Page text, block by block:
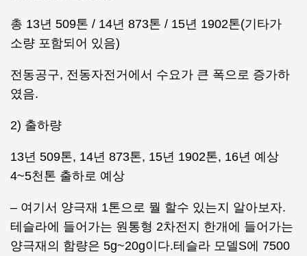
총 13년 509톤 / 14년 873톤 / 15년 1902톤(기타가
소량 포함되어 있음)
전동공구, 전동자전거에서 수요가 큰 폭으로 증가하
였음.
2) 출하량
13년 509톤, 14년 873톤, 15년 1902톤, 16년 예상
4~5천톤 출하로 예상
– 여기서 양극재 1톤으로 뭘 할수 있는지 알아보자.
테슬라에 들어가는 원통형 2차전지 한개에 들어가는
양극재의 함량은 5g~20g이다.테슬라 모델S에 7500